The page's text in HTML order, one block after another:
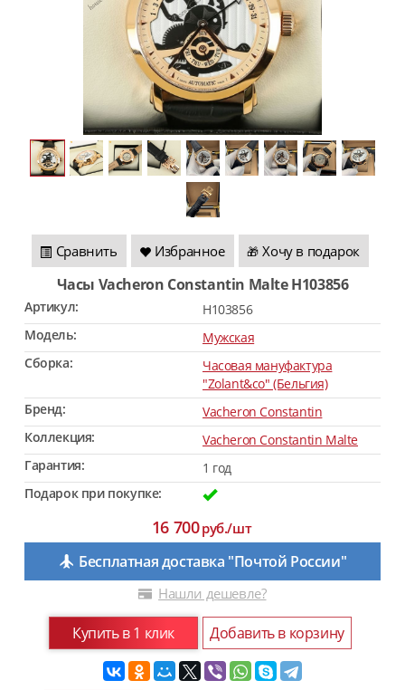
Сравнить Избранное 🎁 Хочу в подарок
Часы Vacheron Constantin Malte H103856
Артикул:
H103856
Модель:
Мужская
Сборка:
Часовая мануфактура
"Zolant&co" (Бельгия)
Бренд:
Vacheron Constantin
Коллекция:
Vacheron Constantin Malte
Гарантия:
1 год
Подарок при покупке:
16 700руб./шт
Бесплатная доставка "Почтой России"
Нашли дешевле?
Купить в 1 клик Добавить в корзину